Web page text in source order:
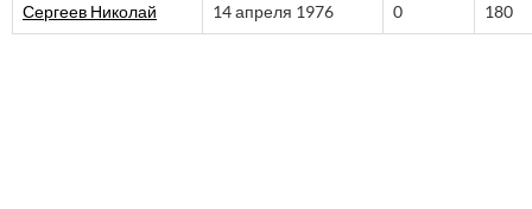
Сергеев Николай 14 апреля 1976 0 180